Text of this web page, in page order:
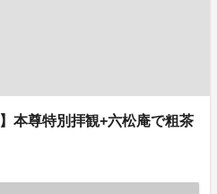
本尊特別拝観+六松庵で粗茶